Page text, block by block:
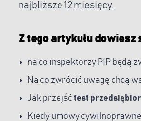
najbliższe 12 miesięcy.
Z tego artykułu dowiesz
na co inspektorzy PIP będą
Na co zwrócić uwagę chcą
Jak przejść test
Kiedy umowy